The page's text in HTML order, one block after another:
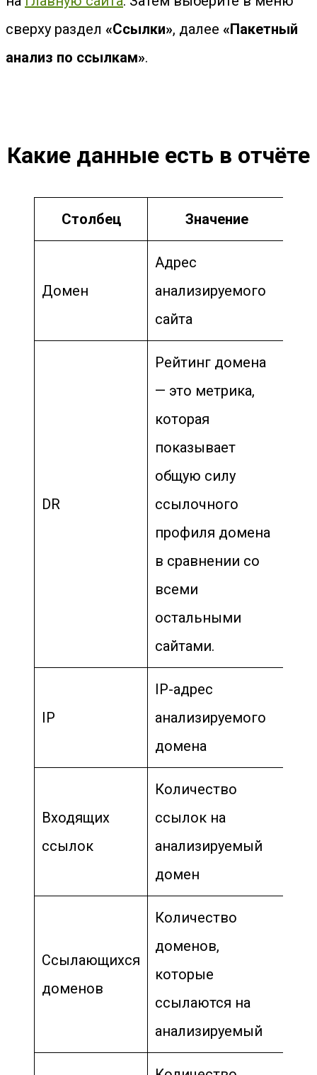
сверху раздел «Ссылки», далее «Пакетный
анализ по ссылкам».
Какие данные есть в отчёте
Столбец Значение
Домен
Адрес
анализируемого
сайта
DR
Рейтинг домена
— это метрика,
которая
показывает
общую силу
ссылочного
профиля домена
в сравнении со
всеми
остальными
сайтами.
IP
IP-адрес
анализируемого
домена
Входящих
ссылок
Количество
ссылок на
анализируемый
домен
Ссылающихся
доменов
Количество
доменов,
которые
ссылаются на
анализируемый